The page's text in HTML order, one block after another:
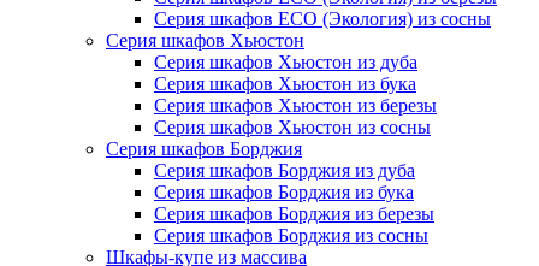
Серия шкафов ECO (Экология) из сосны
Серия шкафов Хьюстон
Серия шкафов Хьюстон из дуба
Серия шкафов Хьюстон из бука
Серия шкафов Хьюстон из березы
Серия шкафов Хьюстон из сосны
Серия шкафов Борджия
Серия шкафов Борджия из дуба
Серия шкафов Борджия из бука
Серия шкафов Борджия из березы
Серия шкафов Борджия из сосны
Шкафы-купе из массива